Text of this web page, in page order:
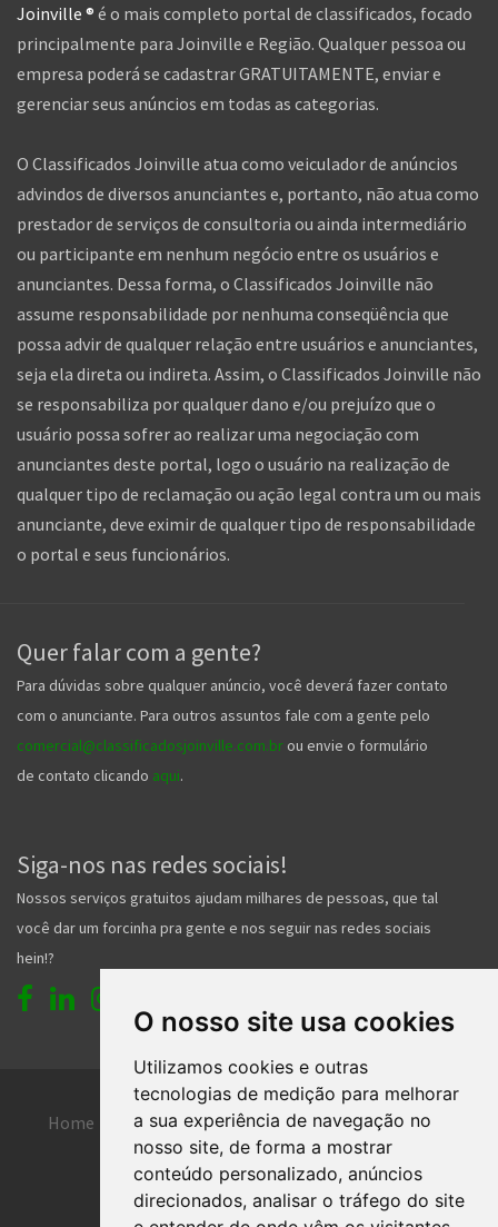
O nosso site usa cookies
Utilizamos cookies e outras
tecnologias de medição para melhorar
a sua experiência de navegação no
nosso site, de forma a mostrar
conteúdo personalizado, anúncios
direcionados, analisar o tráfego do site
Joinville ® é o mais completo portal de classificados, focado
principalmente para Joinville e Região. Qualquer pessoa ou
empresa poderá se cadastrar GRATUITAMENTE, enviar e
gerenciar seus anúncios em todas as categorias.
O Classificados Joinville atua como veiculador de anúncios
advindos de diversos anunciantes e, portanto, não atua como
prestador de serviços de consultoria ou ainda intermediário
ou participante em nenhum negócio entre os usuários e
anunciantes. Dessa forma, o Classificados Joinville não
assume responsabilidade por nenhuma conseqüência que
possa advir de qualquer relação entre usuários e anunciantes,
seja ela direta ou indireta. Assim, o Classificados Joinville não
se responsabiliza por qualquer dano e/ou prejuízo que o
usuário possa sofrer ao realizar uma negociação com
anunciantes deste portal, logo o usuário na realização de
qualquer tipo de reclamação ou ação legal contra um ou mais
anunciante, deve eximir de qualquer tipo de responsabilidade
o portal e seus funcionários.
Quer falar com a gente?
Para dúvidas sobre qualquer anúncio, você deverá fazer contato
com o anunciante. Para outros assuntos fale com a gente pelo
comercial@classificadosjoinville.com.br ou envie o formulário
de contato clicando aqui.
Siga-nos nas redes sociais!
Nossos serviços gratuitos ajudam milhares de pessoas, que tal
você dar um forcinha pra gente e nos seguir nas redes sociais
hein!?
Home Entrar Faça seu cadastro
Contato Central de ajuda
Termos de uso Inserir anúncio grátis